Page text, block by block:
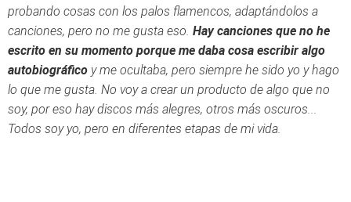
probando cosas con los palos flamencos, adaptándolos a
canciones, pero no me gusta eso. Hay canciones que no he
escrito en su momento porque me daba cosa escribir algo
autobiográfico y me ocultaba, pero siempre he sido yo y hago
lo que me gusta. No voy a crear un producto de algo que no
soy, por eso hay discos más alegres, otros más oscuros...
Todos soy yo, pero en diferentes etapas de mi vida.